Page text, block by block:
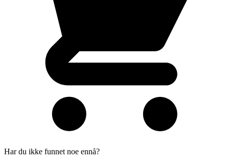
Har du ikke funnet noe ennå?